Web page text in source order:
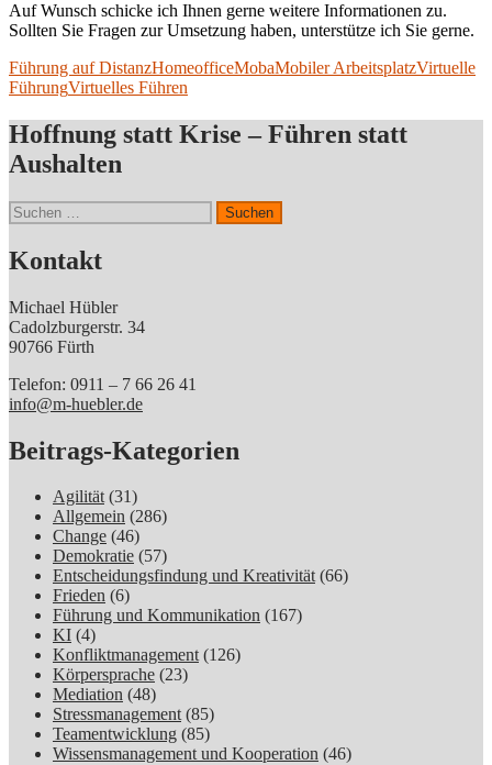
Auf Wunsch schicke ich Ihnen gerne weitere Informationen zu.
Sollten Sie Fragen zur Umsetzung haben, unterstütze ich Sie gerne.
Führung auf DistanzHomeofficeMobaMobiler ArbeitsplatzVirtuelle
FührungVirtuelles Führen
Hoffnung statt Krise – Führen statt
Aushalten
Suchen
nach:
Kontakt
Michael Hübler
Cadolzburgerstr. 34
90766 Fürth
Telefon: 0911 – 7 66 26 41
info@m-huebler.de
Beitrags-Kategorien
Agilität(31)
Allgemein (286)
Change (46)
Demokratie (57)
Entscheidungsfindung und Kreativität(66)
Frieden (6)
Führung und Kommunikation (167)
KI (4)
Konfliktmanagement(126)
Körpersprache (23)
Mediation (48)
Stressmanagement(85)
Teamentwicklung (85)
Wissensmanagement und Kooperation (46)